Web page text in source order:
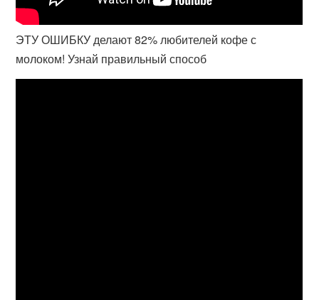
ЭТУ ОШИБКУ делают 82% любителей кофе с
молоком! Узнай правильный способ